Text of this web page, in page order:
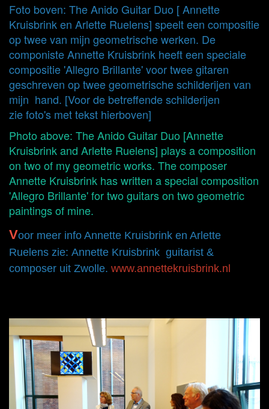
Foto boven: The Anido Guitar Duo [ Annette
Kruisbrink en Arlette Ruelens] speelt een compositie
op twee van mijn geometrische werken. De
componiste Annette Kruisbrink heeft een speciale
compositie 'Allegro Brillante' voor twee gitaren
geschreven op twee geometrische schilderijen van
mijn hand. [Voor de betreffende schilderijen
zie foto's met tekst hierboven]
Photo above: The Anido Guitar Duo [Annette
Kruisbrink and Arlette Ruelens] plays a composition
on two of my geometric works. The composer
Annette Kruisbrink has written a special composition
'Allegro Brillante' for two guitars on two geometric
paintings of mine.
Voor meer info Annette Kruisbrink en Arlette
Ruelens zie: Annette Kruisbrink guitarist &
composer uit Zwolle. www.annettekruisbrink.nl